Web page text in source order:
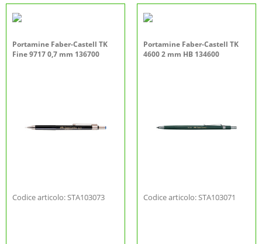
Portamine Faber-Castell TK
Fine 9717 0,7 mm 136700
Codice articolo: STA103073
Portamine Faber-Castell TK
4600 2 mm HB 134600
Codice articolo: STA103071